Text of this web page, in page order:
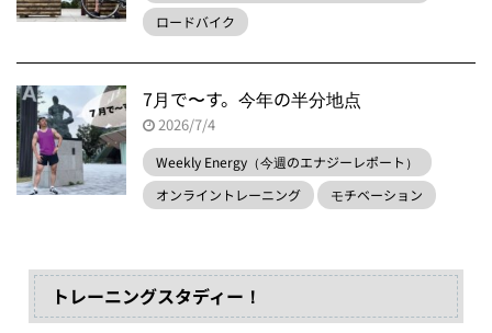
ロードバイク
7月で〜す。今年の半分地点
2026/7/4
Weekly Energy（今週のエナジーレポート）
オンライントレーニング
モチベーション
トレーニングスタディー！